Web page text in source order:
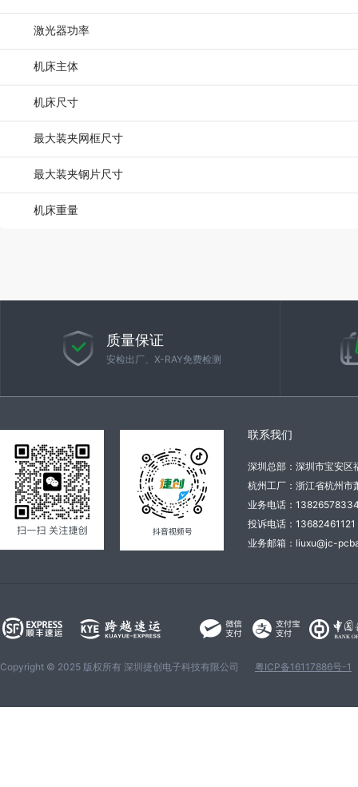
激光器功率
机床主体
机床尺寸
最大装夹网框尺寸
最大装夹钢片尺寸
机床重量
质量保证
安检出厂、X-RAY免费检测
联系我们
深圳总部：深圳市宝安
杭州工厂：浙江省杭州市
业务电话：
投诉电话：
业务邮箱：liuxu@jc-
Copyright © 2025 版权所有 深圳捷创电子科技有限公司 粤ICP备16117886号-1